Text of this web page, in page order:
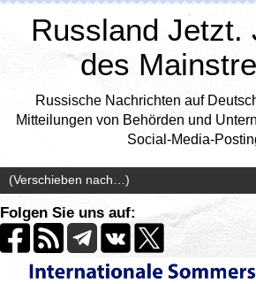
Russland Jetzt.
des
Russische Nachrichten auf
Mitteilungen von Behörden und
Social-Media-
Folgen Sie uns auf: